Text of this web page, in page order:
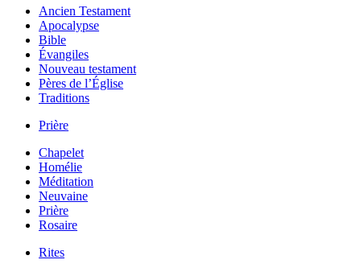
Ancien Testament
Apocalypse
Bible
Évangiles
Nouveau testament
Pères de l’Église
Traditions
Prière
Chapelet
Homélie
Méditation
Neuvaine
Prière
Rosaire
Rites